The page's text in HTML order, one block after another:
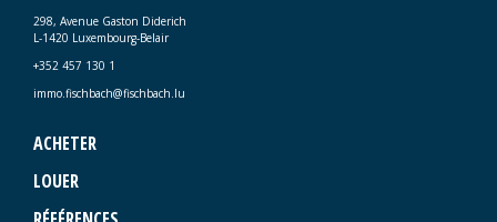
298, Avenue Gaston Diderich
L-1420 Luxembourg-Belair
+352 457 130 1
immo.fischbach@fischbach.lu
ACHETER
LOUER